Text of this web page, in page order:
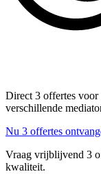
Direct 3 offertes voor
verschillende
Nu 3 offertes
Vraag vrijblijvend 3
kwaliteit.